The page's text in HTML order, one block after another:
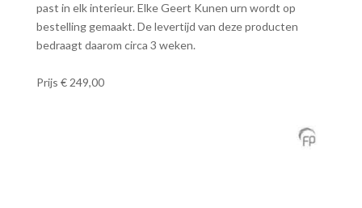
past in elk interieur. Elke Geert Kunen urn wordt op
bestelling gemaakt. De levertijd van deze producten
bedraagt daarom circa 3 weken.
Prijs € 249,00